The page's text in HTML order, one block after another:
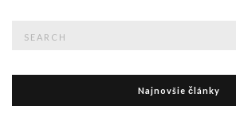
Najnovšie články